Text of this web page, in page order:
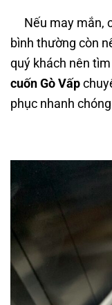
Nếu may mắn,
bình thường còn
quý khách nên
cuốn Gò Vấp
phục nhanh